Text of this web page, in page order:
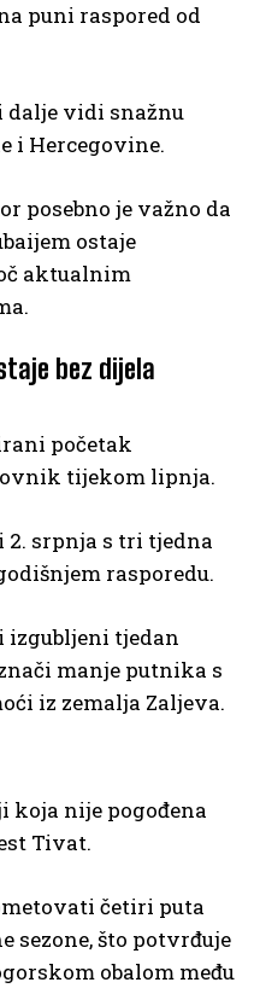
puni raspored od
dalje vidi snažnu
i Hercegovine.
posebno je važno da
ostaje
aktualnim
bez dijela
početak
tijekom lipnja.
2. srpnja s tri tjedna
rasporedu.
tjedan
manje putnika s
iz zemalja Zaljeva.
koja nije pogođena
Tivat.
četiri puta
sezone, što potvrđuje
obalom među